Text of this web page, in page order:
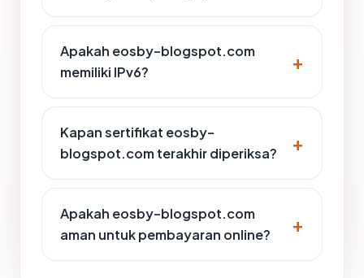
Apakah eosby-blogspot.com
memiliki IPv6?
Kapan sertifikat eosby-
blogspot.com terakhir diperiksa?
Apakah eosby-blogspot.com
aman untuk pembayaran online?